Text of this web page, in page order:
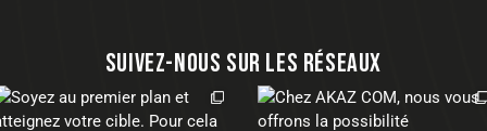
SUIVEZ-NOUS SUR LES RÉSEAUX